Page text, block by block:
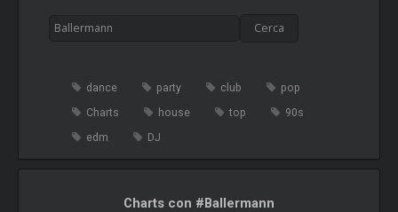
dance party club
pop
Charts
house top
90s
edm
DJ
Charts con #Ballermann